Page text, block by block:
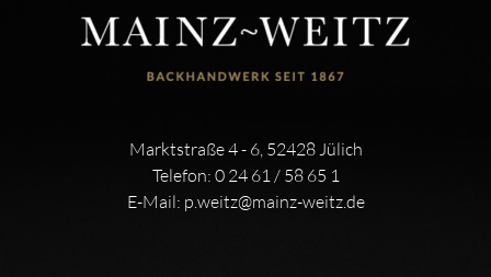
Marktstraße 4 - 6, 52428 Jülich
Telefon: 0 24 61 / 58 65 1
E-Mail: p.weitz@mainz-weitz.de